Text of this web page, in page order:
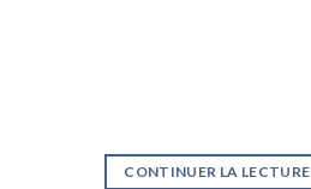
CONTINUER LA LECTURE